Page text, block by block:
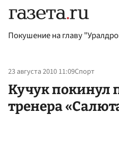
Покушение на главу
23 августа 2010 11:09Спорт
Кучук покинул
тренера